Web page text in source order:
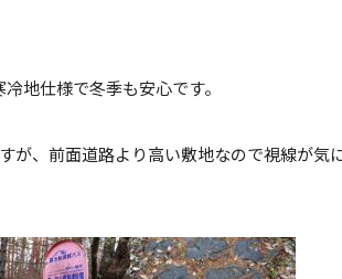
地仕様で冬季も安心です。
、前面道路より高い敷地なので視線が気